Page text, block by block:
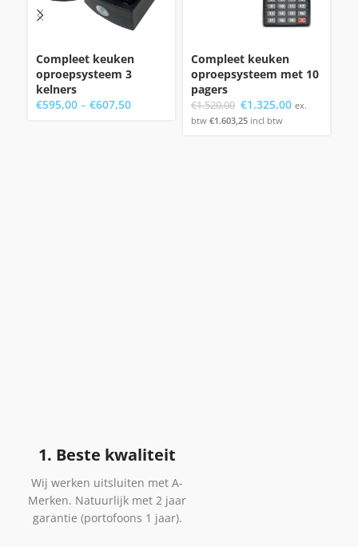
Compleet keuken
oproepsysteem 3
kelners
€595,00 – €607,50
Compleet keuken
oproepsysteem met 10
pagers
€1.520,00 Oorspronkelijke
prijs
€1.325,00Huidige
ex.
btw €1.603,25 incl btw
1. Beste kwaliteit
Wij werken uitsluiten met A-
Merken. Natuurlijk met 2 jaar
garantie (portofoons 1 jaar).